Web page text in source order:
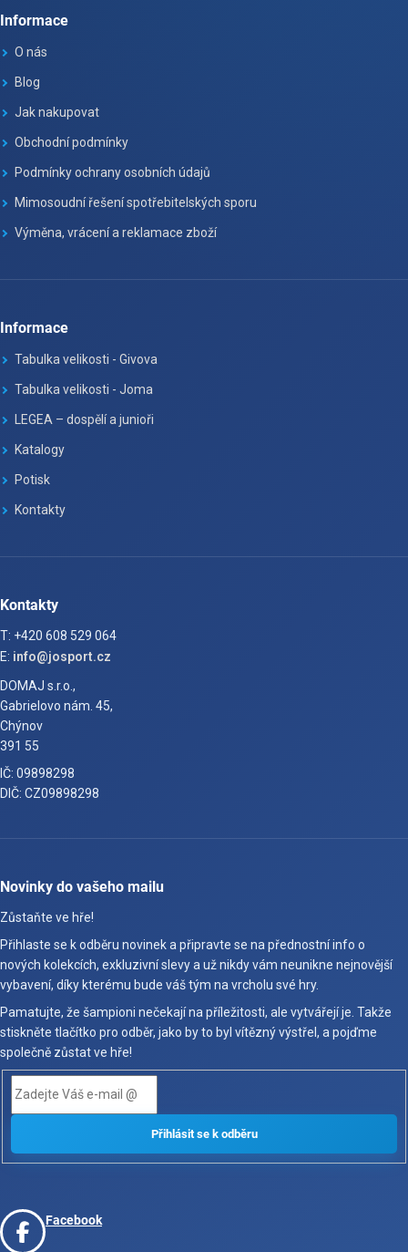
Informace
O nás
Blog
Jak nakupovat
Obchodní podmínky
Podmínky ochrany osobních údajů
Mimosoudní řešení spotřebitelských sporu
Výměna, vrácení a reklamace zboží
Informace
Tabulka velikosti - Givova
Tabulka velikosti - Joma
LEGEA – dospělí a junioři
Katalogy
Potisk
Kontakty
Kontakty
T: +420 608 529 064
E: info@josport.cz
DOMAJ s.r.o.,
Gabrielovo nám. 45,
Chýnov
391 55
IČ: 09898298
DIČ: CZ09898298
Novinky do vašeho mailu
Zůstaňte ve hře!
Přihlaste se k odběru novinek a připravte se na přednostní info o
nových kolekcích, exkluzivní slevy a už nikdy vám neunikne nejnovější
vybavení, díky kterému bude váš tým na vrcholu své hry.
Pamatujte, že šampioni nečekají na příležitosti, ale vytvářejí je. Takže
stiskněte tlačítko pro odběr, jako by to byl vítězný výstřel, a pojďme
společně zůstat ve hře!
Facebook